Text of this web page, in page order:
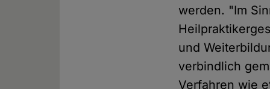
werden. "Im
und
verbindlich
Verfahren wie